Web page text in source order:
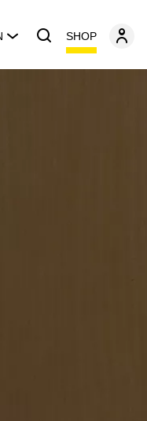
SHOP